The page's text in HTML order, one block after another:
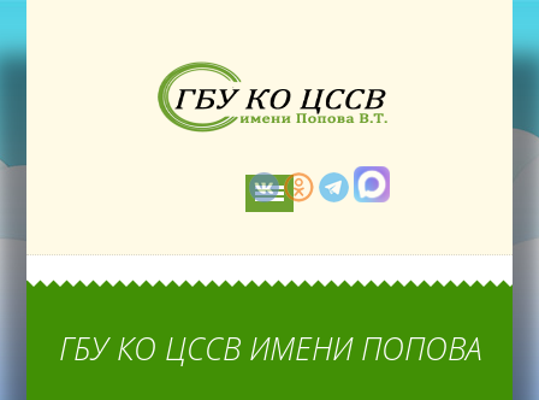
ГБУ КО ЦССВ ИМЕНИ ПОПОВА